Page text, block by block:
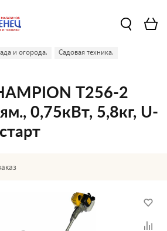
и огорода.
Садовая техника.
Т256-2
0,75кВт, 5,8кг, U-